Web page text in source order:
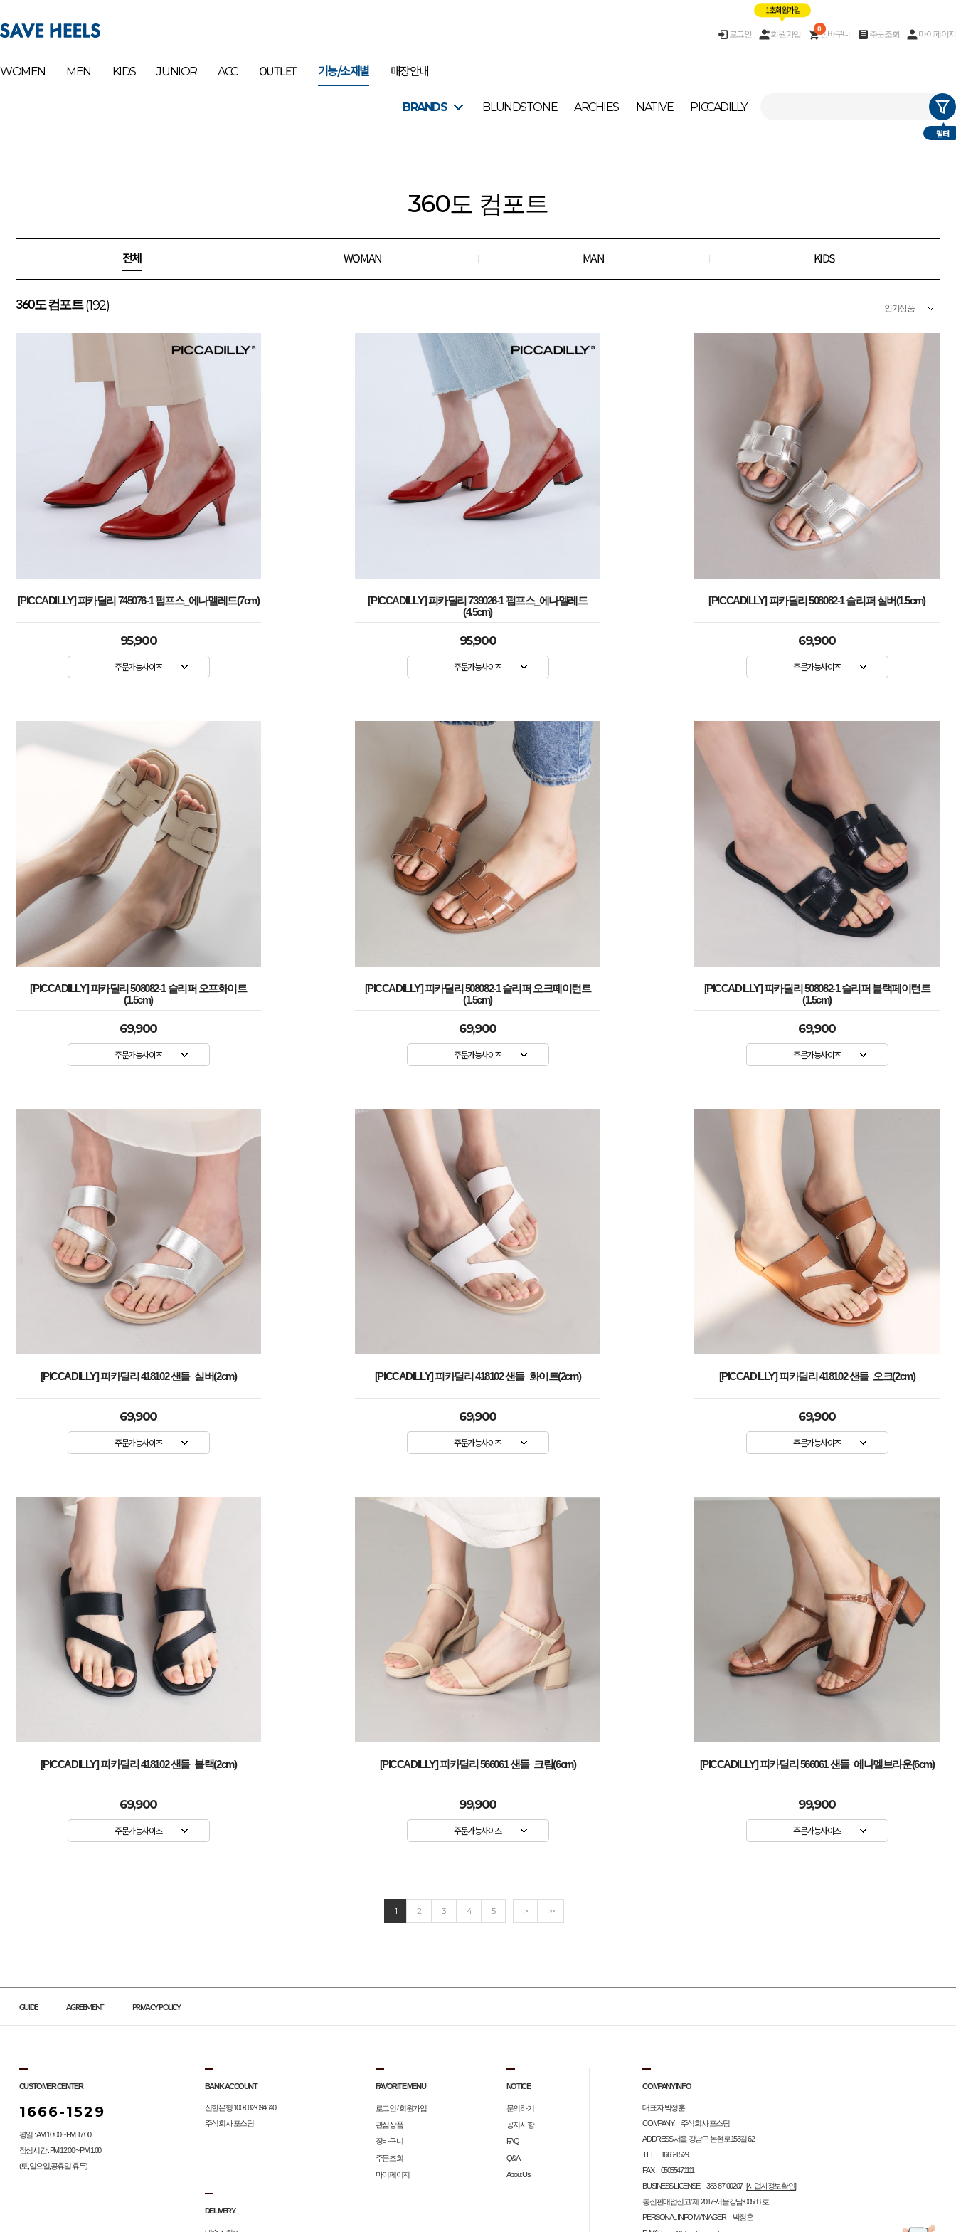
로그인 회원가입
1초 회원가입
장바구니
0
주문조회 마이페이지
WOMEN MEN KIDS JUNIOR ACC OUTLET 기능/소재별 매장안내
BRANDS BLUNDSTONE ARCHIES NATIVE PICCADILLY
필터
360도 컴포트
전체 WOMAN MAN KIDS
360도 컴포트 (192)
[PICCADILLY] 피카딜리 745076-1 펌프스_에나멜레드(7cm)
95,900
주문가능사이즈
[PICCADILLY] 피카딜리 739026-1 펌프스_에나멜레드
(4.5cm)
95,900
주문가능사이즈
[PICCADILLY] 피카딜리 508082-1 슬리퍼 실버(1.5cm)
69,900
주문가능사이즈
[PICCADILLY] 피카딜리 508082-1 슬리퍼 오프화이트
(1.5cm)
69,900
주문가능사이즈
[PICCADILLY] 피카딜리 508082-1 슬리퍼 오크페이턴트
(1.5cm)
69,900
주문가능사이즈
[PICCADILLY] 피카딜리 508082-1 슬리퍼 블랙페이턴트
(1.5cm)
69,900
주문가능사이즈
[PICCADILLY] 피카딜리 418102 샌들_실버(2cm)
69,900
주문가능사이즈
[PICCADILLY] 피카딜리 418102 샌들_화이트(2cm)
69,900
주문가능사이즈
[PICCADILLY] 피카딜리 418102 샌들_오크(2cm)
69,900
주문가능사이즈
[PICCADILLY] 피카딜리 418102 샌들_블랙(2cm)
69,900
주문가능사이즈
[PICCADILLY] 피카딜리 566061 샌들_크림(6cm)
99,900
주문가능사이즈
[PICCADILLY] 피카딜리 566061 샌들_에나멜브라운(6cm)
99,900
주문가능사이즈
1 2 3 4 5 > >>
GUIDE AGREEMENT PRIVACY POLICY
CUSTOMER CENTER
1666-1529
평일 : AM 10:00 ~ PM 17:00
점심시간 : PM 12:00 ~ PM 1:00
(토,일요일,공휴일 휴무)
BANK ACCOUNT
신한은행 100-032-094640
주식회사 포스팀
DELIVERY
FAVORITE MENU
로그인 /회원가입
관심상품
장바구니
주문조회
마이페이지
NOTICE
문의하기
공지사항
FAQ
Q&A
About Us
COMPANY INFO
대표자 박정훈
COMPANY 주식회사 포스팀
ADDRESS 서울 강남구 논현로153길 62
TEL 1666-1529
FAX 05055471111
BUSINESS LICENSE 383-87-00207 [사업자정보확인]
통신판매업신고/ 제 2017-서울강남-00588 호
PERSONAL INFO MANAGER 박정훈